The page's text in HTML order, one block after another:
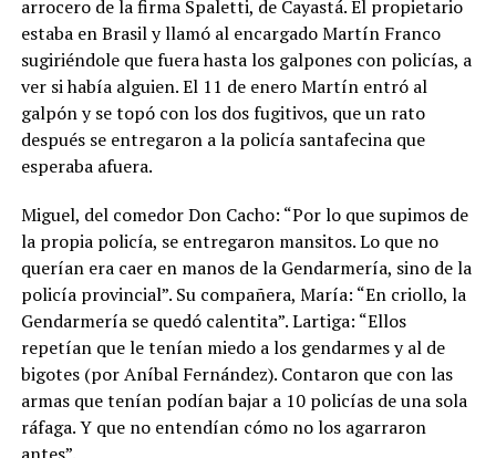
arrocero de la firma Spaletti, de Cayastá. El propietario
estaba en Brasil y llamó al encargado Martín Franco
sugiriéndole que fuera hasta los galpones con policías, a
ver si había alguien. El 11 de enero Martín entró al
galpón y se topó con los dos fugitivos, que un rato
después se entregaron a la policía santafecina que
esperaba afuera.
Miguel, del comedor Don Cacho: “Por lo que supimos de
la propia policía, se entregaron mansitos. Lo que no
querían era caer en manos de la Gendarmería, sino de la
policía provincial”. Su compañera, María: “En criollo, la
Gendarmería se quedó calentita”. Lartiga: “Ellos
repetían que le tenían miedo a los gendarmes y al de
bigotes (por Aníbal Fernández). Contaron que con las
armas que tenían podían bajar a 10 policías de una sola
ráfaga. Y que no entendían cómo no los agarraron